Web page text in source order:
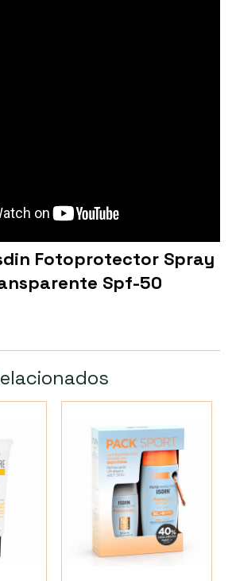
Fotoprotector Spray
Spf-50